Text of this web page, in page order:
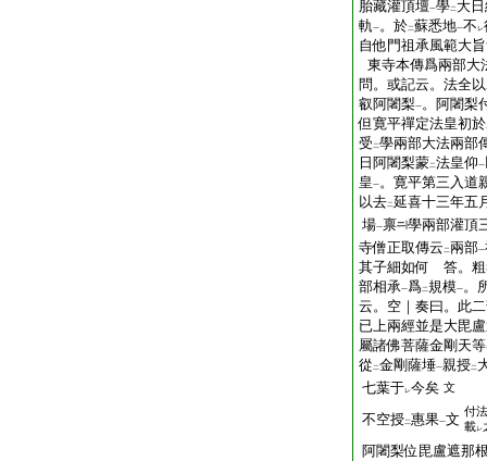
胎藏灌頂壇一學二 大
軌一。於二蘇悉地一不 レ
自他門祖承風範大
東寺本傳爲兩部大
問。或記云。法全以
叡阿闍梨一。阿闍梨
但寛平禪定法皇初於
受 二學兩部大法兩部
日阿闍梨蒙二法皇仰一
皇一。寛平第三入道
以去二延喜十三年五
場一禀
學兩部灌頂
寺僧正取傳云 二兩部一
其子細如何 答。
部相承一爲二規模一。
云。空｜奏曰。此
已上兩經並是大毘
屬諸佛菩薩金剛天等
從 二金剛薩埵一親授二
七葉于レ今矣 文
不空授二惠果一文 付
載レ
阿闍梨位毘盧遮那